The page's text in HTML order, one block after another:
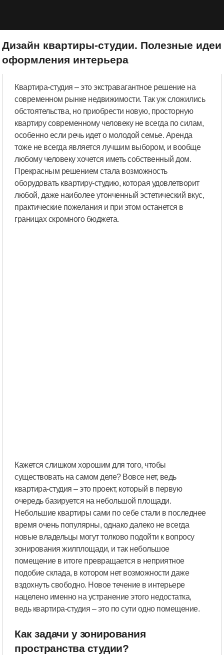
Дизайн квартиры-студии. Полезные идеи
оформления интерьера
Квартира-студия – это экстравагантное решение на
современном рынке недвижимости. Так уж сложились
обстоятельства, но приобрести новую, просторную
квартиру современному человеку не всегда по силам,
особенно если речь идет о молодой семье. Аренда
тоже не всегда является лучшим выбором, и вообще
любому человеку хочется иметь собственный дом.
Прекрасным решением стала возможность
оборудовать квартиру-студию, которая удовлетворит
любой, даже наиболее утонченный эстетический вкус,
практические пожелания и при этом останется в
границах скромного бюджета.
Кажется слишком хорошим для того, чтобы
существовать на самом деле? Вовсе нет, ведь
квартира-студия – это проект, который в первую
очередь базируется на небольшой площади.
Небольшие квартиры сами по себе стали в последнее
время очень популярны, однако далеко не всегда
новые владельцы могут толково подойти к вопросу
зонирования жилплощади, и так небольшое
помещение в итоге превращается в неприятное
подобие склада, в котором нет возможности даже
вздохнуть свободно. Новое течение в интерьере
нацелено именно на устранение этого недостатка,
ведь квартира-студия – это по сути одно помещение.
Как задачи у зонирования
пространства студии?